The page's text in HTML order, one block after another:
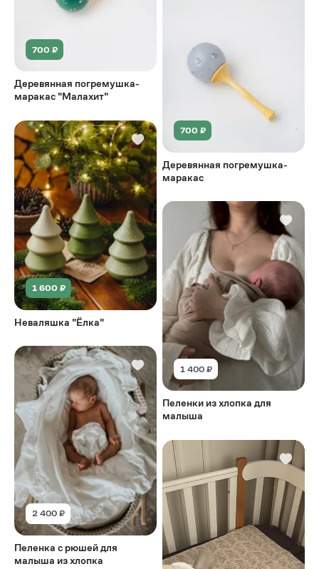
700 ₽
Деревянная погремушка-
маракас "Малахит"
1 600 ₽
Неваляшка "Ёлка"
2 400 ₽
Пеленка с рюшей для
малыша из хлопка
700 ₽
Деревянная погремушка-
маракас
1 400 ₽
Пеленки из хлопка для
малыша